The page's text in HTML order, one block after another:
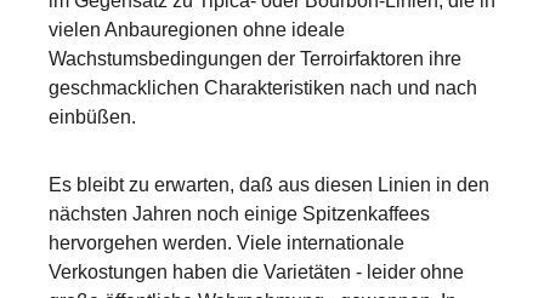
vielen Anbauregionen ohne ideale
Wachstumsbedingungen der Terroirfaktoren ihre
geschmacklichen Charakteristiken nach und nach
einbüßen.
Es bleibt zu erwarten, daß aus diesen Linien in den
nächsten Jahren noch einige Spitzenkaffees
hervorgehen werden. Viele internationale
Verkostungen haben die Varietäten - leider ohne